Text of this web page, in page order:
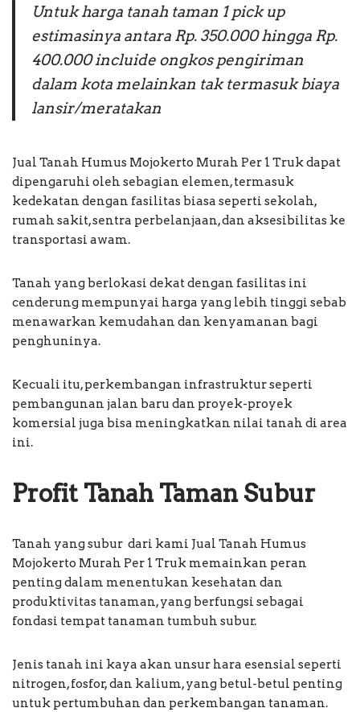
Untuk harga tanah taman 1 pick up
estimasinya antara Rp. 350.000 hingga Rp.
400.000 incluide ongkos pengiriman
dalam kota melainkan tak termasuk biaya
lansir/meratakan
Jual Tanah Humus Mojokerto Murah Per 1 Truk dapat
dipengaruhi oleh sebagian elemen, termasuk
kedekatan dengan fasilitas biasa seperti sekolah,
rumah sakit, sentra perbelanjaan, dan aksesibilitas ke
transportasi awam.
Tanah yang berlokasi dekat dengan fasilitas ini
cenderung mempunyai harga yang lebih tinggi sebab
menawarkan kemudahan dan kenyamanan bagi
penghuninya.
Kecuali itu, perkembangan infrastruktur seperti
pembangunan jalan baru dan proyek-proyek
komersial juga bisa meningkatkan nilai tanah di area
ini.
Profit Tanah Taman Subur
Tanah yang subur dari kami Jual Tanah Humus
Mojokerto Murah Per 1 Truk memainkan peran
penting dalam menentukan kesehatan dan
produktivitas tanaman, yang berfungsi sebagai
fondasi tempat tanaman tumbuh subur.
Jenis tanah ini kaya akan unsur hara esensial seperti
nitrogen, fosfor, dan kalium, yang betul-betul penting
untuk pertumbuhan dan perkembangan tanaman.